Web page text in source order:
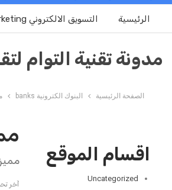
الرئيسية التسويق الالكتروني E-Marketing
مدونة تقنية التوام
الصفحة الرئيسية البنوك الكترونية banks
آخر
اقسام الموقع
Uncategorized